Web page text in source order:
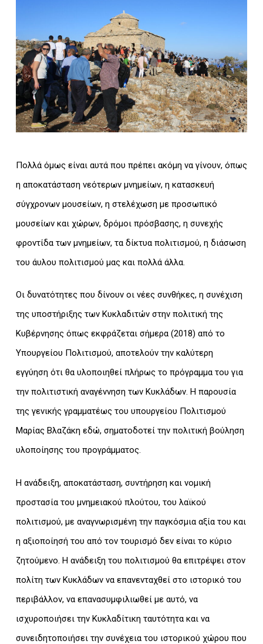
Πολλά όμως είναι αυτά που πρέπει ακόμη να γίνουν, όπως
η αποκατάσταση νεότερων μνημείων, η κατασκευή
σύγχρονων μουσείων, η στελέχωση με προσωπικό
μουσείων και χώρων, δρόμοι πρόσβασης, η συνεχής
φροντίδα των μνημείων, τα δίκτυα πολιτισμού, η διάσωση
του άυλου πολιτισμού μας και πολλά άλλα.
Οι δυνατότητες που δίνουν οι νέες συνθήκες, η συνέχιση
της υποστήριξης των Κυκλαδιτών στην πολιτική της
Κυβέρνησης όπως εκφράζεται σήμερα (2018) από το
Υπουργείου Πολιτισμού, αποτελούν την καλύτερη
εγγύηση ότι θα υλοποιηθεί πλήρως το πρόγραμμα του για
την πολιτιστική αναγέννηση των Κυκλάδων. Η παρουσία
της γενικής γραμματέως του υπουργείου Πολιτισμού
Μαρίας Βλαζάκη εδώ, σηματοδοτεί την πολιτική βούληση
υλοποίησης του προγράμματος.
Η ανάδειξη, αποκατάσταση, συντήρηση και νομική
προστασία του μνημειακού πλούτου, του λαϊκού
πολιτισμού, με αναγνωρισμένη την παγκόσμια αξία του και
η αξιοποίησή του από τον τουρισμό δεν είναι το κύριο
ζητούμενο. Η ανάδειξη του πολιτισμού θα επιτρέψει στον
πολίτη των Κυκλάδων να επανενταχθεί στο ιστορικό του
περιβάλλον, να επανασυμφιλιωθεί με αυτό, να
ισχυροποιήσει την Κυκλαδίτικη ταυτότητα και να
συνειδητοποιήσει την συνέχεια του ιστορικού χώρου που